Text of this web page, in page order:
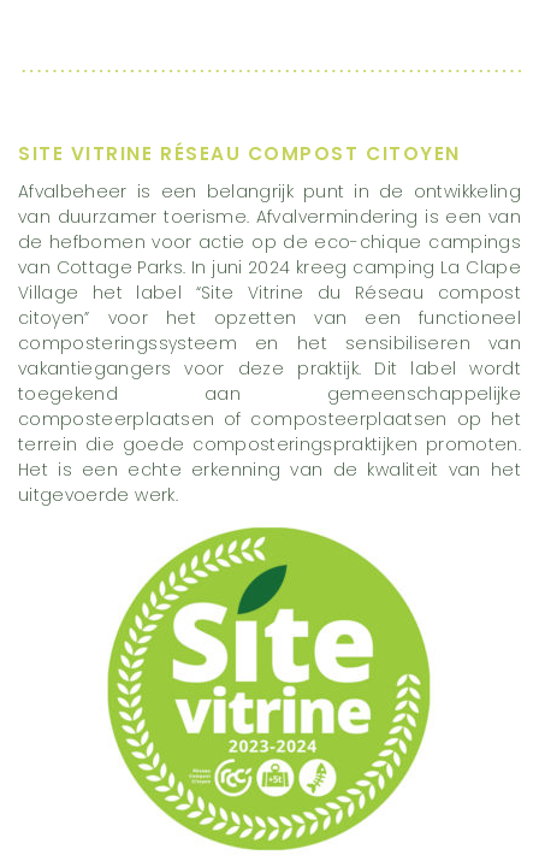
SITE VITRINE RÉSEAU COMPOST CITOYEN
Afvalbeheer is een belangrijk punt in de ontwikkeling
van duurzamer toerisme. Afvalvermindering is een van
de hefbomen voor actie op de eco-chique campings
van Cottage Parks. In juni 2024 kreeg camping La Clape
Village het label “Site Vitrine du Réseau compost
citoyen” voor het opzetten van een functioneel
composteringssysteem en het sensibiliseren van
vakantiegangers voor deze praktijk. Dit label wordt
toegekend aan gemeenschappelijke
composteerplaatsen of composteerplaatsen op het
terrein die goede composteringspraktijken promoten.
Het is een echte erkenning van de kwaliteit van het
uitgevoerde werk.